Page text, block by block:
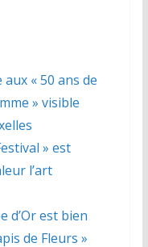
« 50 ans de
» visible
» est
l’art
d’Or est bien
de Fleurs »